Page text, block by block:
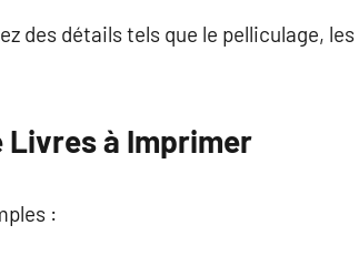
des détails tels que le pelliculage,
Livres à Imprimer
: